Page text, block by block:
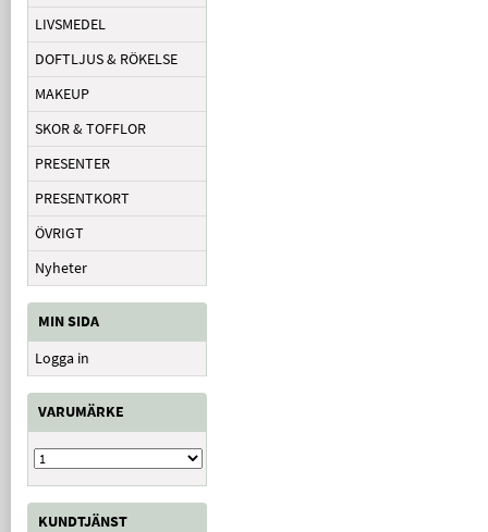
LIVSMEDEL
DOFTLJUS & RÖKELSE
MAKEUP
SKOR & TOFFLOR
PRESENTER
PRESENTKORT
ÖVRIGT
Nyheter
MIN SIDA
Logga in
VARUMÄRKE
KUNDTJÄNST